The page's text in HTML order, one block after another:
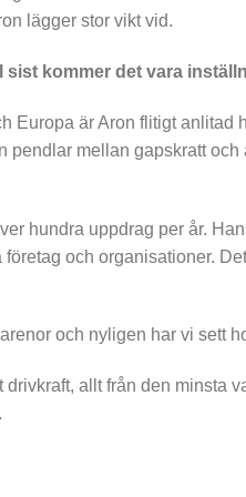
lägger stor vikt vid.
kommer det vara
Europa är Aron flitigt
mellan gapskratt
hundra uppdrag per år.
och organisationer.
och nyligen har vi sett
allt från den